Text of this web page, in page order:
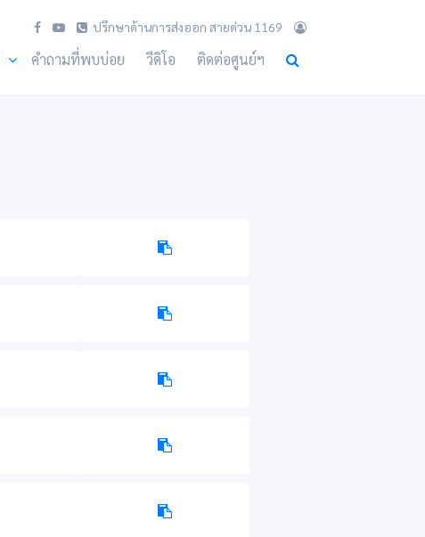
ปรึกษาด้านการส่งออก สายด่วน 1169
คำถามที่พบบ่อย วีดิโอ ติดต่อศูนย์ฯ